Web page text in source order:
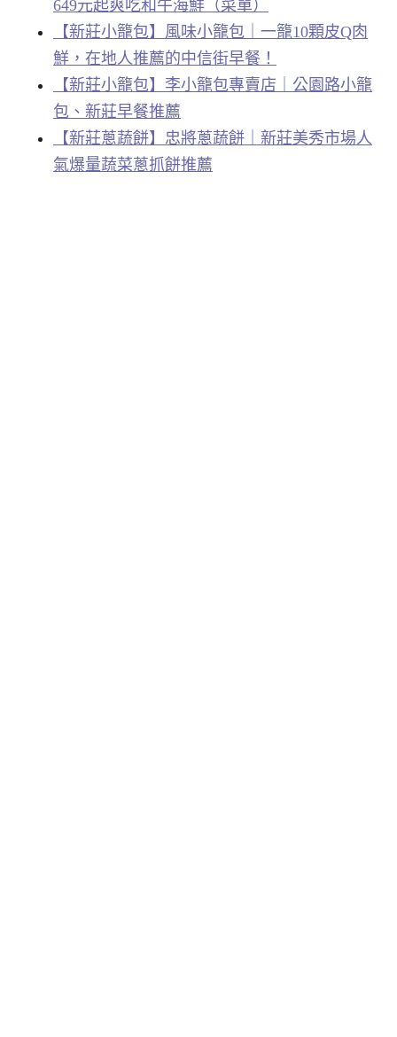
649元起爽吃和牛海鮮（菜單）
【新莊小籠包】風味小籠包｜一籠10顆皮Q肉
鮮，在地人推薦的中信街早餐！
【新莊小籠包】李小籠包專賣店｜公園路小籠
包、新莊早餐推薦
【新莊蔥蔬餅】忠將蔥蔬餅｜新莊美秀市場人
氣爆量蔬菜蔥抓餅推薦